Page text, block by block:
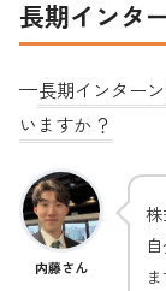
長期インタ
—長期インター
いますか ？
内藤さん